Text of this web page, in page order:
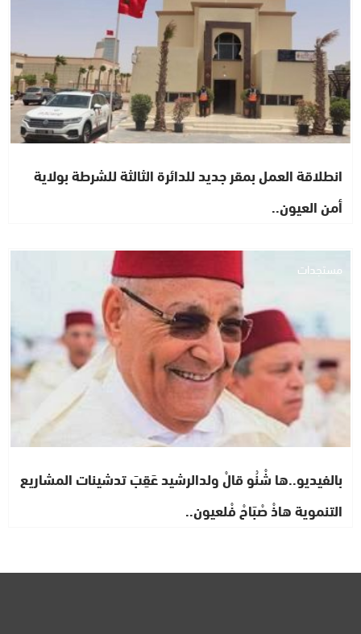
انطلاقة العمل بمقر جديد للدائرة الثالثة للشرطة بولاية
أمن العيون..
مستجدات
بالفيديو..ها شْنُو قالْ ولدالرشيد عَقِبَ تدشينات المشاريع
التنموية هاذْ صْبَاحْ فْلعيون..